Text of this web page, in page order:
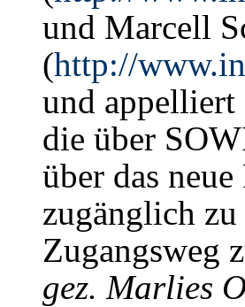
und Marcell
(http://
und appelliert
die über
über das
zugänglich
Zugangsweg
gez. Marlies